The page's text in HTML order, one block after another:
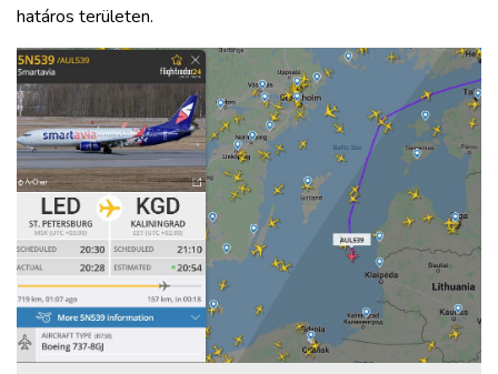
határos területen.